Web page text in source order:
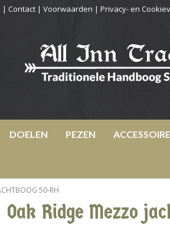
| Contact | Voorwaarden | Privacy- en
DOELEN PEZEN
50-RH
Oak Ridge Mezzo